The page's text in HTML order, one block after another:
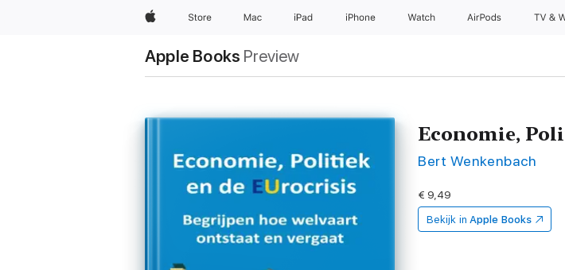
AppleStore Mac iPad iPhone Watch AirPods TV &
Apple Books Preview
Economie,
Bert Wenkenbach
€ 9,49
Bekijk in Apple Books